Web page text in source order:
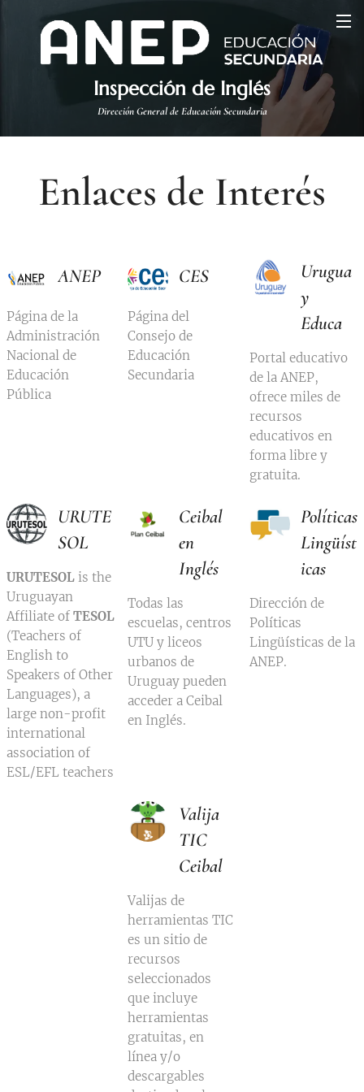
Inspección de Inglés
Dirección General de Educación Secundaria
Enlaces de Interés
ANEP
Página de la
Administración
Nacional de
Educación
Pública
CES
Página del
Consejo de
Educación
Secundaria
Urugua
y
Educa
Portal educativo
de la ANEP,
ofrece miles de
recursos
educativos en
forma libre y
gratuita.
URUTE
SOL
URUTESOL is the
Uruguayan
Affiliate ofTESOL
(Teachers of
English to
Speakers of Other
Languages), a
large non-profit
international
association of
ESL/EFL teachers
Ceibal
en
Inglés
Todas las
escuelas, centros
UTU y liceos
urbanos de
Uruguay pueden
acceder a Ceibal
en Inglés.
Políticas
Lingüíst
icas
Dirección de
Políticas
Lingüísticas de la
ANEP.
Valija
TIC
Ceibal
Valijas de
herramientas TIC
es un sitio de
recursos
seleccionados
que incluye
herramientas
gratuitas, en
línea y/o
descargables